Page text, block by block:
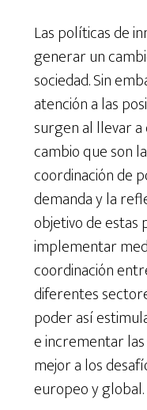
Las políticas de
generar un
sociedad. Sin
atención a las
surgen al llevar
cambio que son
coordinación de
demanda y la
objetivo de estas
implementar
coordinación
diferentes
poder así
e incrementar
mejor a los
europeo y global.